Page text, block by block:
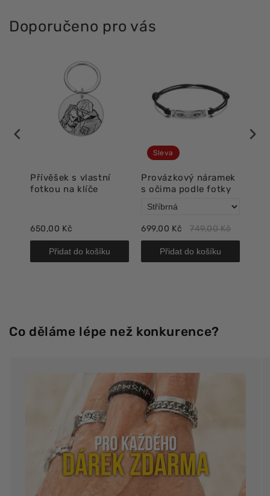
Doporučeno pro vás
Přívěšek s vlastní
fotkou na klíče
650,00 Kč
Přidat do košíku
Sleva
Provázkový náramek
s očima podle fotky
699,00 Kč 749,00 Kč
Přidat do košíku
Co děláme lépe než konkurence?